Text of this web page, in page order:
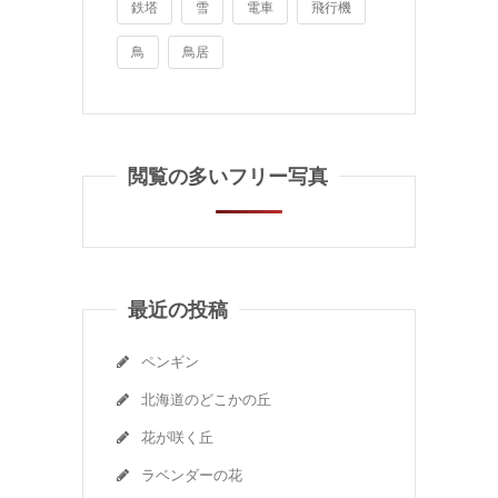
鉄塔 雪 電車 飛行機
鳥 鳥居
閲覧の多いフリー写真
最近の投稿
ペンギン
北海道のどこかの丘
花が咲く丘
ラベンダーの花